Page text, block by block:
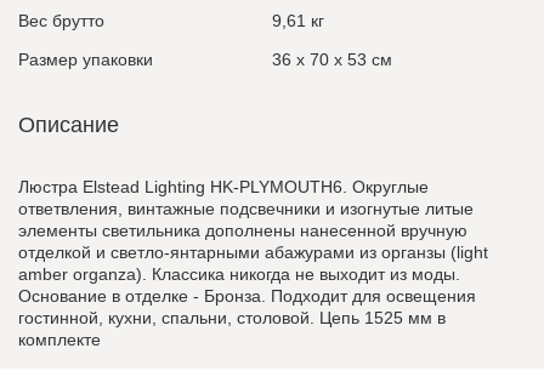
Вес брутто
9,61 кг
Размер упаковки
36 x 70 x 53 см
Описание
Люстра Elstead Lighting HK-PLYMOUTH6. Округлые
ответвления, винтажные подсвечники и изогнутые литые
элементы светильника дополнены нанесенной вручную
отделкой и светло-янтарными абажурами из органзы (light
amber organza). Классика никогда не выходит из моды.
Основание в отделке - Бронза. Подходит для освещения
гостинной, кухни, спальни, столовой. Цепь 1525 мм в
комплекте